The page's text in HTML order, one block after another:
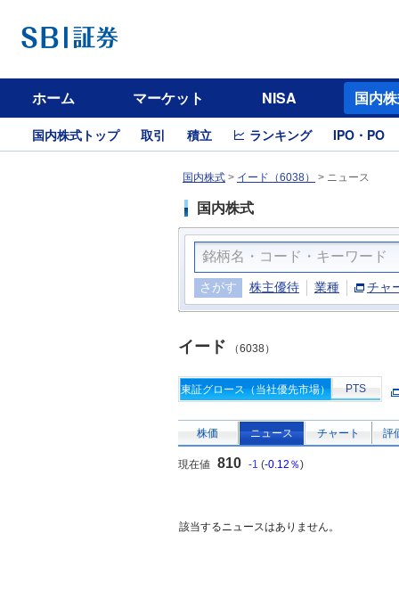
ホーム マーケット NISA 国内
国内株式トップ 取引 積立 ランキング IPO・PO
国内株式 > イード（6038） > ニュース
国内株式
さがす 株主優待 業種 チャ
イード （6038）
東証グロース（当社優先市場） PTS
株価 ニュース チャート 評
現在値 810 -1 (-0.12％)
該当するニュースはありません。